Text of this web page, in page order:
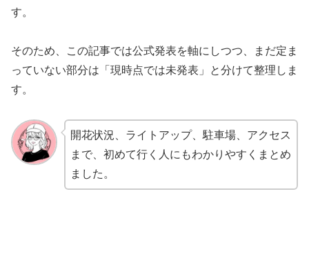
す。
そのため、この記事では公式発表を軸にしつつ、まだ定ま
っていない部分は「現時点では未発表」と分けて整理しま
す。
開花状況、ライトアップ、駐車場、アクセス
まで、初めて行く人にもわかりやすくまとめ
ました。